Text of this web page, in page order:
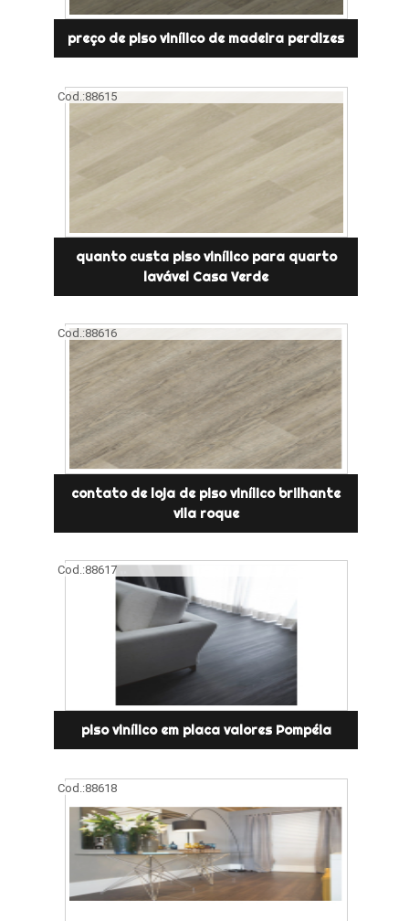
preço de piso vinílico de madeira perdizes
Cod.:88615
quanto custa piso vinílico para quarto
lavável Casa Verde
Cod.:88616
contato de loja de piso vinílico brilhante
vila roque
Cod.:88617
piso vinílico em placa valores Pompéia
Cod.:88618